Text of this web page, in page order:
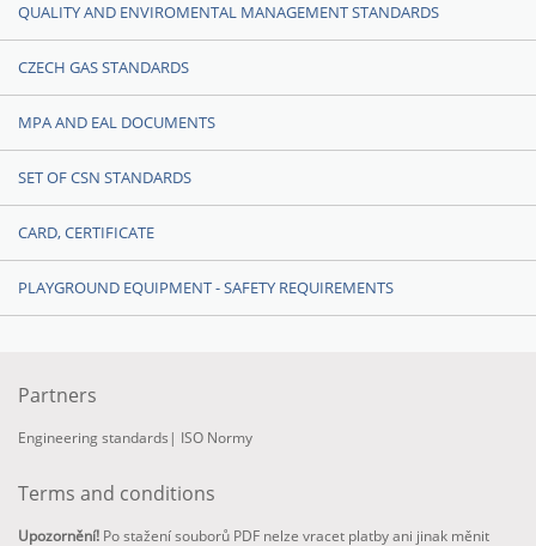
QUALITY AND ENVIROMENTAL MANAGEMENT STANDARDS
CZECH GAS STANDARDS
MPA AND EAL DOCUMENTS
SET OF CSN STANDARDS
CARD, CERTIFICATE
PLAYGROUND EQUIPMENT - SAFETY REQUIREMENTS
Partners
Engineering standards | ISO Normy
Terms and conditions
Upozornění! Po stažení souborů PDF nelze vracet platby ani jinak měnit